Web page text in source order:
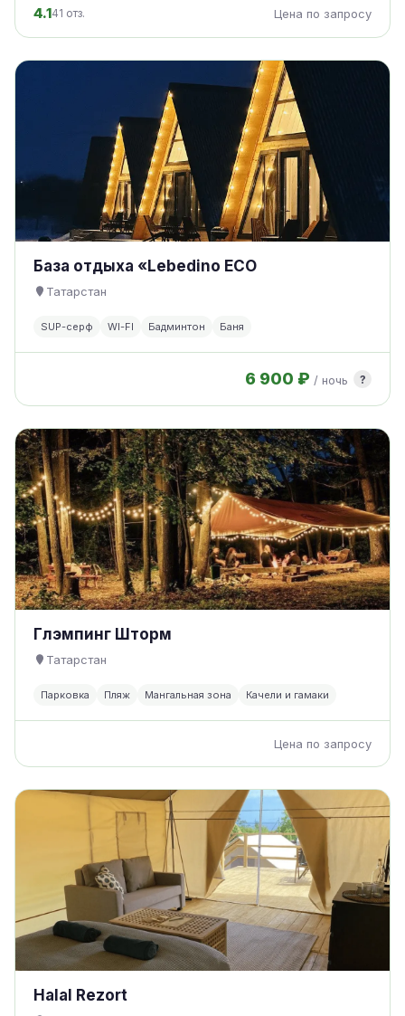
4.141 отз. Цена по запросу
База отдыха «Lebedino ECO
Татарстан
SUP-серф WI-FI Бадминтон Баня
6 900 ₽ / ночь ?
Глэмпинг Шторм
Татарстан
Парковка Пляж Мангальная зона Качели и гамаки
Цена по запросу
Halal Rezort